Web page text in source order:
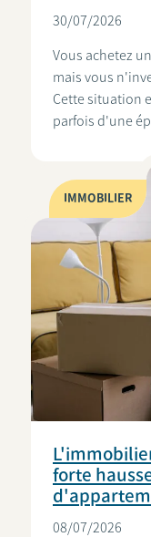
30/07/2026
Vous achetez
mais vous
Cette situation
parfois d'une
IMMOBILIER
forte
08/07/2026